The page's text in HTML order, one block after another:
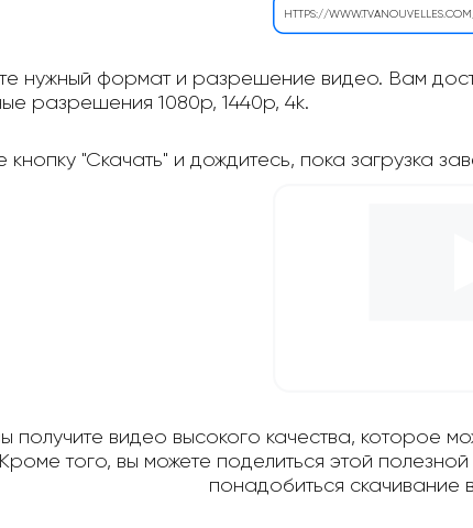
нужный формат и разрешение видео. Вам
разрешения 1080p, 1440p, 4k.
кнопку "Скачать" и дождитесь, пока загрузка
получите видео высокого качества,
того, вы можете поделиться этой
понадобиться скачивание